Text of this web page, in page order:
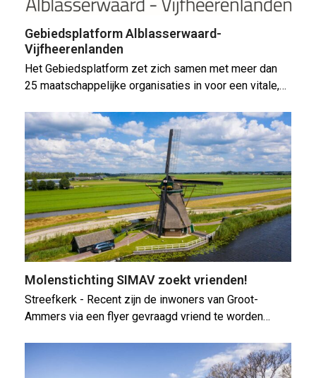
Gebiedsplatform Alblasserwaard-
Vijfheerenlanden
Het Gebiedsplatform zet zich samen met meer dan
25 maatschappelijke organisaties in voor een vitale,…
Molenstichting SIMAV zoekt vrienden!
Streefkerk - Recent zijn de inwoners van Groot-
Ammers via een flyer gevraagd vriend te worden…